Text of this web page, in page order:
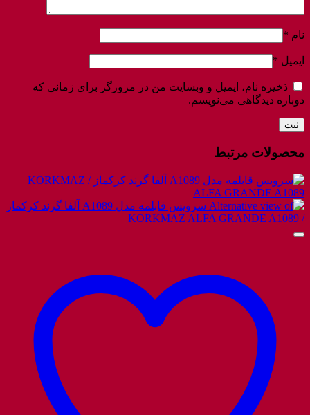
نام *
ایمیل *
ذخیره نام، ایمیل و وبسایت من در مرورگر برای زمانی که
دوباره دیدگاهی می‌نویسم.
محصولات مرتبط